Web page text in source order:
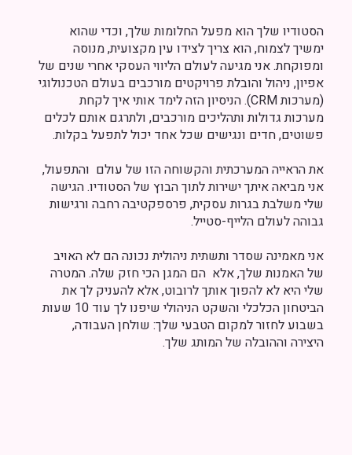
הסטודיו שלך הוא מפעל החלומות שלך, וכדי שהוא
ימשיך לצמוח, הוא צריך לצידו עין מקצועית, מנוסה
ומפוקחת. אני מגיעה לעולם הליווי העסקי אחרי שנים של
אפיון, ניהול והובלת פרויקטים מורכבים בעולם הטכנולוגי
(מערכות CRM). הניסיון הזה לימד אותי איך לקחת
מערכות גדולות ותהליכים מורכבים, ולתרגם אותם לכלים
פשוטים, חדים ונגישים שכל אחד יכול לתפעל בקלות.
את הראייה המערכתית והקשוחה הזו של עולם והתפעול,
אני מביאה איתך ישירות לתוך הבוץ של הסטודיו. הגישה
שלי משלבת בגרות עסקית, פרספקטיבה רחבה ורגישות
גבוהה לעולם הלייף-סטייל.
אני מאמינה שסדר ותשתית ניהולית נכונה הם לא האויב
של האמנות שלך, אלא הם המגן הכי חזק שלה. המטרה
שלי היא לא להפוך אותך לרובוט, אלא להעניק לך את
הביטחון הכלכלי והשקט הניהולי שיפנו לך עוד 10 שעות
בשבוע לחזור למקום הטבעי שלך: שולחן העבודה,
היצירה וההובלה של המותג שלך.